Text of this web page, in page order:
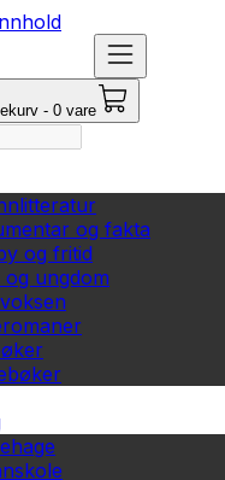
- 0 vare
og fakta
og fritid
og ungdom